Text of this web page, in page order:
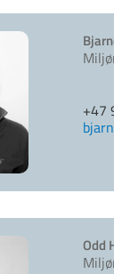
+47
Odd